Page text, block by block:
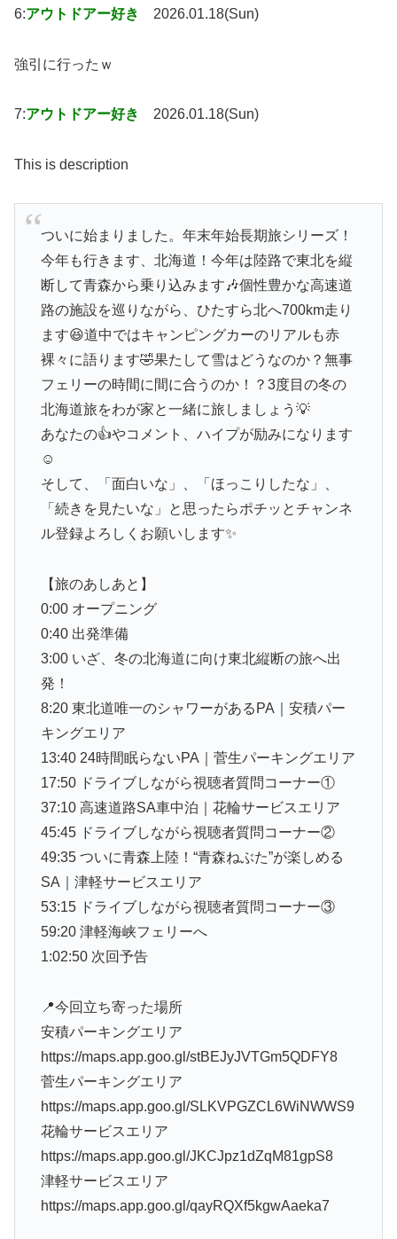
6:アウトドアー好き 2026.01.18(Sun)
強引に行ったｗ
7:アウトドアー好き 2026.01.18(Sun)
This is description
ついに始まりました。年末年始長期旅シリーズ！
今年も行きます、北海道！今年は陸路で東北を縦
断して青森から乗り込みます🎶個性豊かな高速道
路の施設を巡りながら、ひたすら北へ700km走り
ます😆道中ではキャンピングカーのリアルも赤
裸々に語ります🤣果たして雪はどうなのか？無事
フェリーの時間に間に合うのか！？3度目の冬の
北海道旅をわが家と一緒に旅しましょう💡
あなたの👍やコメント、ハイプが励みになります
☺️
そして、「面白いな」、「ほっこりしたな」、
「続きを見たいな」と思ったらポチッとチャンネ
ル登録よろしくお願いします✨
【旅のあしあと】
0:00 オープニング
0:40 出発準備
3:00 いざ、冬の北海道に向け東北縦断の旅へ出
発！
8:20 東北道唯一のシャワーがあるPA｜安積パー
キングエリア
13:40 24時間眠らないPA｜菅生パーキングエリア
17:50 ドライブしながら視聴者質問コーナー①
37:10 高速道路SA車中泊｜花輪サービスエリア
45:45 ドライブしながら視聴者質問コーナー②
49:35 ついに青森上陸！“青森ねぶた”が楽しめる
SA｜津軽サービスエリア
53:15 ドライブしながら視聴者質問コーナー③
59:20 津軽海峡フェリーへ
1:02:50 次回予告
📍今回立ち寄った場所
安積パーキングエリア
https://maps.app.goo.gl/stBEJyJVTGm5QDFY8
菅生パーキングエリア
https://maps.app.goo.gl/SLKVPGZCL6WiNWWS9
花輪サービスエリア
https://maps.app.goo.gl/JKCJpz1dZqM81gpS8
津軽サービスエリア
https://maps.app.goo.gl/qayRQXf5kgwAaeka7